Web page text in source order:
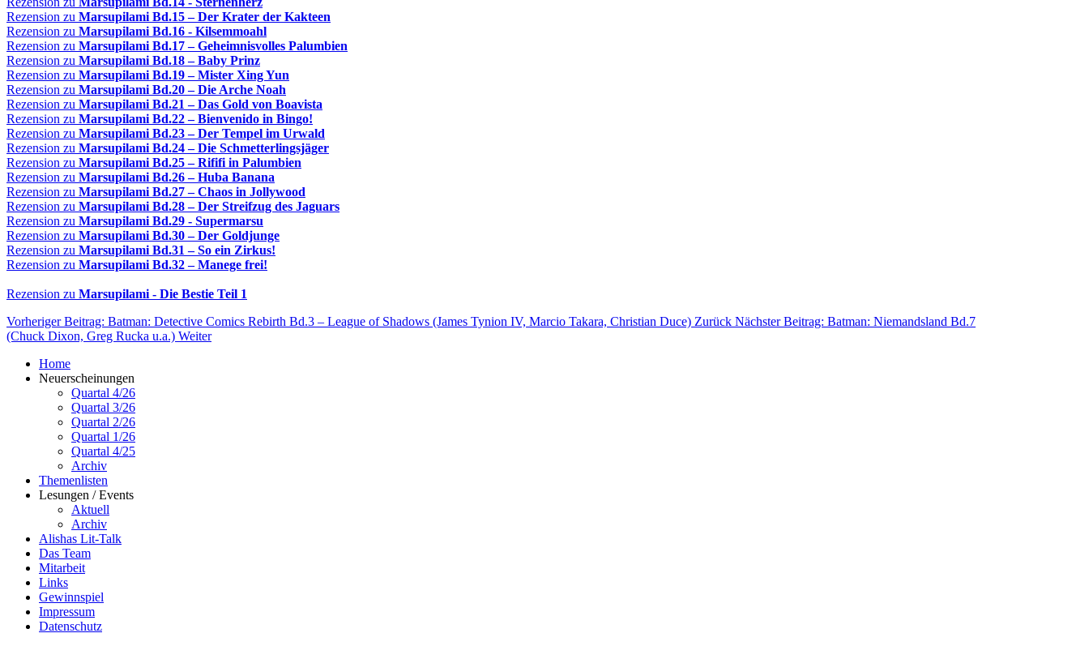
Rezension zu Marsupilami Bd.15 – Der Krater der Kakteen
Rezension zu Marsupilami Bd.16 - Kilsemmoahl
Rezension zu Marsupilami Bd.17 – Geheimnisvolles Palumbien
Rezension zu Marsupilami Bd.18 – Baby Prinz
Rezension zu Marsupilami Bd.19 – Mister Xing Yun
Rezension zu Marsupilami Bd.20 – Die Arche Noah
Rezension zu Marsupilami Bd.21 – Das Gold von Boavista
Rezension zu Marsupilami Bd.22 – Bienvenido in Bingo!
Rezension zu Marsupilami Bd.23 – Der Tempel im Urwald
Rezension zu Marsupilami Bd.24 – Die Schmetterlingsjäger
Rezension zu Marsupilami Bd.25 – Rififi in Palumbien
Rezension zu Marsupilami Bd.26 – Huba Banana
Rezension zu Marsupilami Bd.27 – Chaos in Jollywood
Rezension zu Marsupilami Bd.28 – Der Streifzug des Jaguars
Rezension zu Marsupilami Bd.29 - Supermarsu
Rezension zu Marsupilami Bd.30 – Der Goldjunge
Rezension zu Marsupilami Bd.31 – So ein Zirkus!
Rezension zu Marsupilami Bd.32 – Manege frei!
Rezension zu Marsupilami - Die Bestie Teil 1
Vorheriger Beitrag: Batman: Detective Comics Rebirth Bd.3 – League of Shadows (James Tynion IV, Marcio Takara, Christian Duce) Zurück Nächster Beitrag: Batman: Niemandsland Bd.7
(Chuck Dixon, Greg Rucka u.a.) Weiter
Home
Neuerscheinungen
Quartal 4/26
Quartal 3/26
Quartal 2/26
Quartal 1/26
Quartal 4/25
Archiv
Themenlisten
Lesungen / Events
Aktuell
Archiv
Alishas Lit-Talk
Das Team
Mitarbeit
Links
Gewinnspiel
Impressum
Datenschutz